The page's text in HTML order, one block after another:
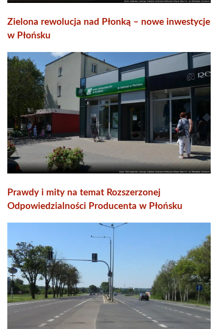
Zielona rewolucja nad Płonką – nowe inwestycje
w Płońsku
Prawdy i mity na temat Rozszerzonej
Odpowiedzialności Producenta w Płońsku